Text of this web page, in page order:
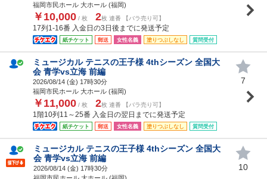
福岡市民ホール 大ホール (福岡)
￥10,000 / 枚 2枚 連番 【バラ売り可】
17列1-16番 入金日の3日後までに発送予定
紙チケット 郵送 女性名義 塗りつぶしなし 質問受付
ミュージカル テニスの王子様 4thシーズン 全国大
会 青学vs立海 前編
2026/08/14 (金) 17時30分
福岡市民ホール 大ホール (福岡)
￥11,000 / 枚 2枚 連番 【バラ売り可】
1階10列11～25番 入金日の翌日までに発送予定
紙チケット 郵送 女性名義 塗りつぶしなし 質問受付
7
ミュージカル テニスの王子様 4thシーズン 全国大
会 青学vs立海 前編
2026/08/14 (金) 17時30分
10